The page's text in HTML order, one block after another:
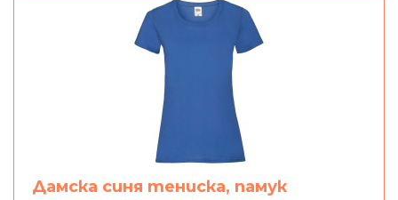
Дамска синя тениска, памук